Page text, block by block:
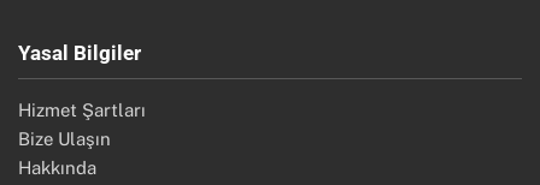
Yasal Bilgiler
Hizmet Şartları
Bize Ulaşın
Hakkında